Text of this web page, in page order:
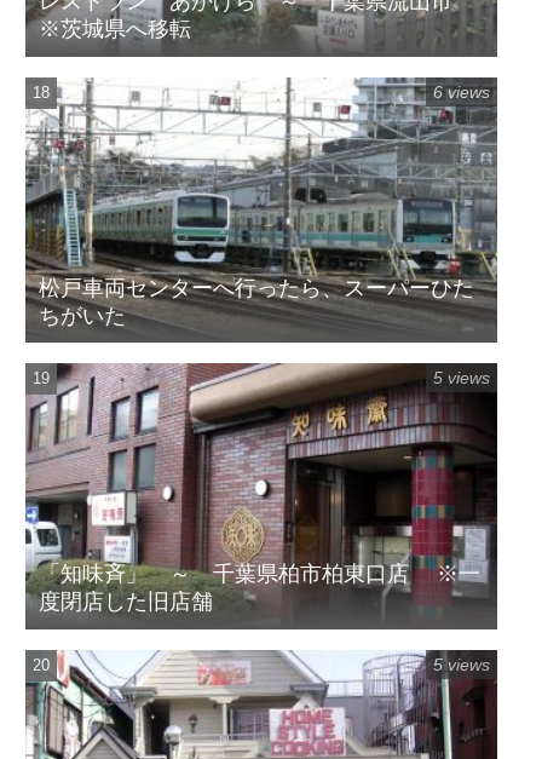
※茨城県へ移転
松戸車両センターへ行ったら、スーパーひた
ちがいた
6 views
「知味斉」 ～ 千葉県柏市柏東口店 ※一
度閉店した旧店舗
5 views
5 views